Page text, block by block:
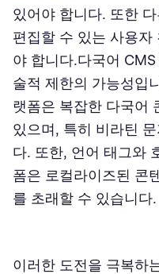
있어야 합니다. 또한
편집할 수 있는 사용자
야 합니다.다국어
술적 제한의 가능성입
랫폼은 복잡한 다국어
있으며, 특히 비라틴
다. 또한, 언어 태그와
폼은 로컬라이즈된 콘
를 초래할 수 있습니다.
이러한 도전을 극복하